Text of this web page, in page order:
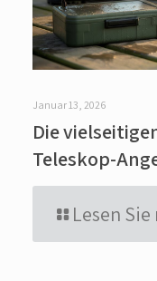
Januar 13, 2026
Die
Teleskop-
Lesen